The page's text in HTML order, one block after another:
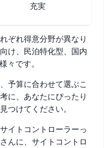
充実
ぞれ得意分野が異なり
け、民泊特化型、国内
々です。
予算に合わせて選ぶこ
に、あなたにぴったり
つけてください。
イトコントローラーっ
んに、サイトコントロ